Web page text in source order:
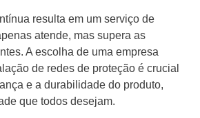
resulta em um serviço de
atende, mas supera as
A escolha de uma empresa
de redes de proteção é crucial
e a durabilidade do produto,
que todos desejam.